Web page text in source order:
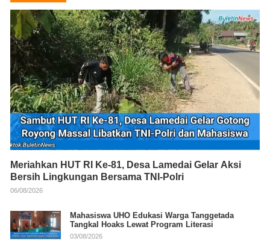
Meriahkan HUT RI Ke-81, Desa Lamedai Gelar Aksi
Bersih Lingkungan Bersama TNI-Polri
06/08/2026
Mahasiswa UHO Edukasi Warga Tanggetada
Tangkal Hoaks Lewat Program Literasi
03/08/2026